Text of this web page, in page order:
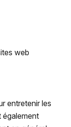
web
entretenir les